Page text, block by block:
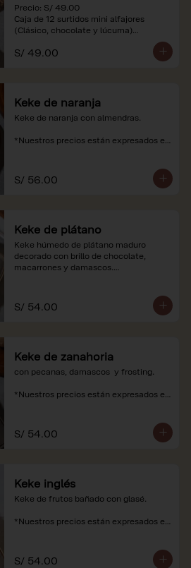
Precio: S/ 49.00
Caja de 12 surtidos mini alfajores
(Clásico, chocolate y lúcuma)
*Nuestros precios están expresados en
S/ 49.00
Keke de naranja
Keke de naranja con almendras.
*Nuestros precios están expresados en
S/ 56.00
Keke de plátano
Keke húmedo de plátano maduro
decorado con brillo de chocolate,
macarrones y damascos.
soles e incluyen impuestos de ley y
recargo al consumo.
S/ 54.00
Keke de zanahoria
con pecanas, damascos  y frosting.
*Nuestros precios están expresados en
S/ 54.00
Keke inglés
Keke de frutos bañado con glasé.
*Nuestros precios están expresados en
S/ 54.00